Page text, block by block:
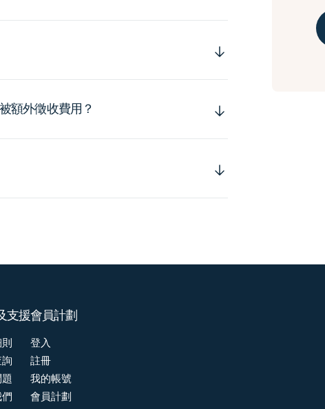
額外徵收費用？
支援會員計劃
登入
註冊
我的帳號
會員計劃